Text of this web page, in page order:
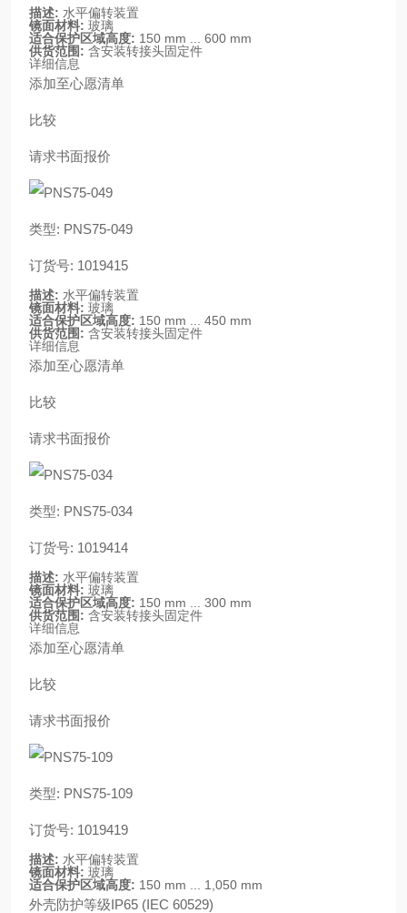
描述: 水平偏转装置
镜面材料: 玻璃
适合保护区域高度: 150 mm ... 600 mm
供货范围: 含安装转接头固定件
详细信息
添加至心愿清单
比较
请求书面报价
类型: PNS75-049
订货号: 1019415
描述: 水平偏转装置
镜面材料: 玻璃
适合保护区域高度: 150 mm ... 450 mm
供货范围: 含安装转接头固定件
详细信息
添加至心愿清单
比较
请求书面报价
类型: PNS75-034
订货号: 1019414
描述: 水平偏转装置
镜面材料: 玻璃
适合保护区域高度: 150 mm ... 300 mm
供货范围: 含安装转接头固定件
详细信息
添加至心愿清单
比较
请求书面报价
类型: PNS75-109
订货号: 1019419
描述: 水平偏转装置
镜面材料: 玻璃
适合保护区域高度: 150 mm ... 1,050 mm
外壳防护等级IP65 (IEC 60529)